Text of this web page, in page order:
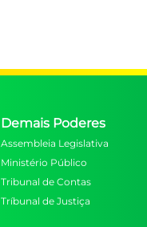
Demais Poderes
Assembleia Legislativa
Ministério Público
Tribunal de Contas
Tríbunal de Justiça